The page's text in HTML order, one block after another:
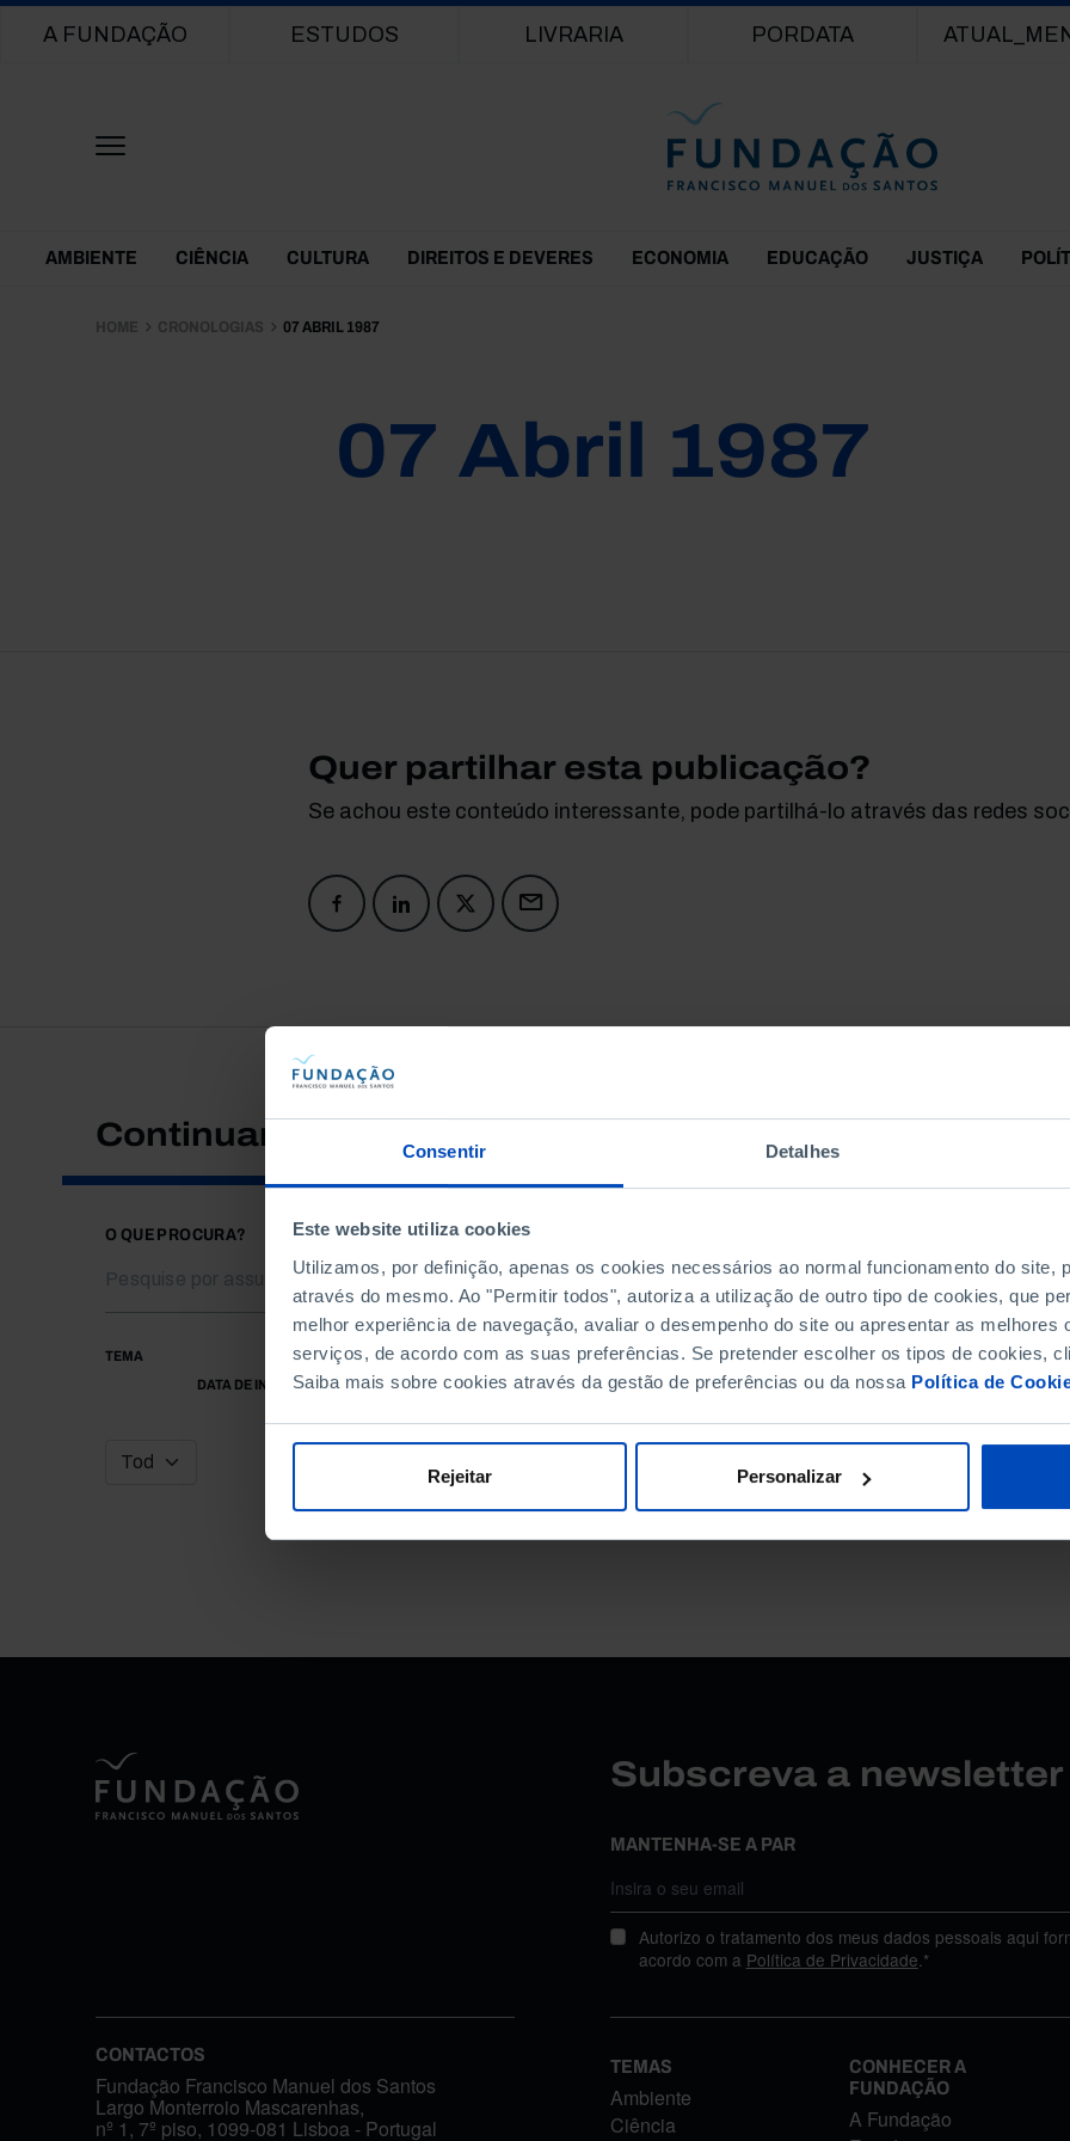
Consentir Detalhes
Este website utiliza cookies
Utilizamos, por definição, apenas os cookies necessários ao normal funcionamento do site,
através do mesmo. Ao "Permitir todos", autoriza a utilização de outro tipo de cookies, que
melhor experiência de navegação, avaliar o desempenho do site ou apresentar as melhores
serviços, de acordo com as suas preferências. Se pretender escolher os tipos de cookies,
Saiba mais sobre cookies através da gestão de preferências ou da nossa Política de
Rejeitar Personalizar
Main navigation
A FUNDAÇÃO ESTUDOS LIVRARIA PORDATA
Themes Menu
AMBIENTE CIÊNCIA CULTURA DIREITOS E DEVERES ECONOMIA EDUCAÇÃO JUSTIÇA
HOME CRONOLOGIAS 07 ABRIL 1987
07 Abril 1987
Quer partilhar esta publicação?
Se achou este conteúdo interessante, pode partilhá-lo através das redes
Continuar a pesquisar
O QUE PROCURA?
TEMA
DATA DE INÍCIO
DATA DE FIM
Subscreva a
MANTENHA-SE A PAR
Autorizo o tratamento dos meus dados pessoais aqui
acordo com a Política de Privacidade.*
CONTACTOS
Fundação Francisco Manuel dos Santos
Largo Monterroio Mascarenhas,
nº 1, 7º piso, 1099-081 Lisboa - Portugal
TEMAS
Ambiente
Ciência
CONHECER A
FUNDAÇÃO
A Fundação